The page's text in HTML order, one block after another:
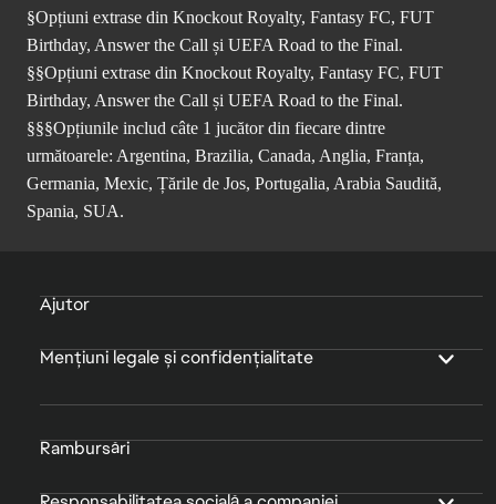
§Opțiuni extrase din Knockout Royalty, Fantasy FC, FUT
Birthday, Answer the Call și UEFA Road to the Final.
§§Opțiuni extrase din Knockout Royalty, Fantasy FC, FUT
Birthday, Answer the Call și UEFA Road to the Final.
§§§Opțiunile includ câte 1 jucător din fiecare dintre
următoarele: Argentina, Brazilia, Canada, Anglia, Franța,
Germania, Mexic, Țările de Jos, Portugalia, Arabia Saudită,
Spania, SUA.
Ajutor
Mențiuni legale și confidențialitate
Rambursări